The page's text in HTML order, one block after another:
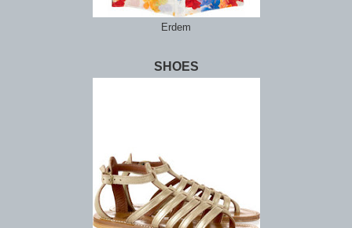
Erdem
SHOES